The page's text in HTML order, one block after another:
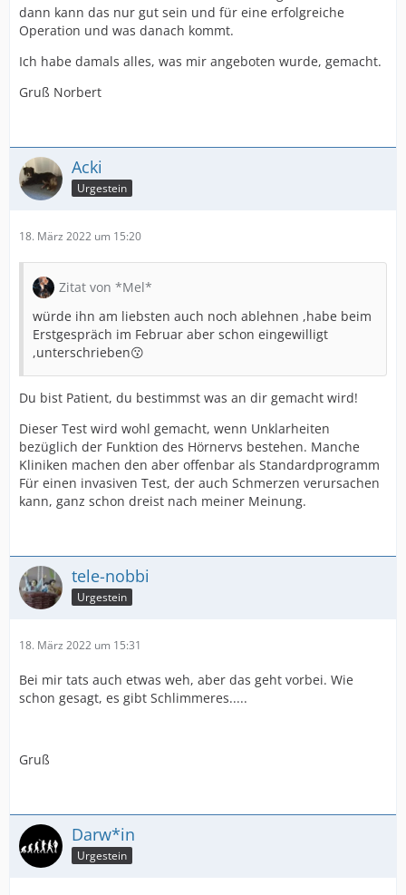
dann kann das nur gut sein und für eine erfolgreiche
Operation und was danach kommt.
Ich habe damals alles, was mir angeboten wurde, gemacht.
Gruß Norbert
Acki
Urgestein
18. März 2022 um 15:20
Zitat von *Mel*
würde ihn am liebsten auch noch ablehnen ,habe beim
Erstgespräch im Februar aber schon eingewilligt
,unterschrieben😗
Du bist Patient, du bestimmst was an dir gemacht wird!
Dieser Test wird wohl gemacht, wenn Unklarheiten
bezüglich der Funktion des Hörnervs bestehen. Manche
Kliniken machen den aber offenbar als Standardprogramm
Für einen invasiven Test, der auch Schmerzen verursachen
kann, ganz schon dreist nach meiner Meinung.
tele-nobbi
Urgestein
18. März 2022 um 15:31
Bei mir tats auch etwas weh, aber das geht vorbei. Wie
schon gesagt, es gibt Schlimmeres.....
Gruß
Darw*in
Urgestein